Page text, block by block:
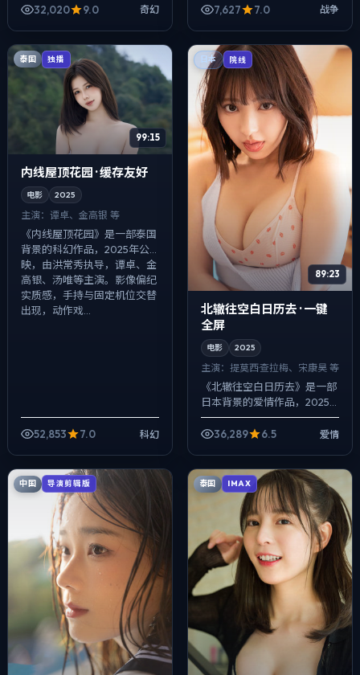
导，安藤樱、凯特·布兰切特、
32,020 9.0 奇幻
导，蕾雅·赛杜、白宇、姜武等
7,627 7.0 战争
泰国 独播
99:15
内线屋顶花园 · 缓存友好
电影 2025
主演： 谭卓、金高银 等
《内线屋顶花园》是一部泰国
背景的科幻作品，2025年公
映，由洪常秀执导，谭卓、金
高银、汤唯等主演。影像偏纪
实质感，手持与固定机位交替
出现，动作戏...
52,853 7.0 科幻
日本 院线
89:23
北辙往空白日历去 · 一键
全屏
电影 2025
主演： 提莫西·查拉梅、宋康昊 等
《北辙往空白日历去》是一部
日本背景的爱情作品，2025
年公映，由徐克执导，提莫西·
查拉梅、宋康昊、章子怡等主
36,289 6.5 爱情
中国 导演剪辑版 泰国 IMAX